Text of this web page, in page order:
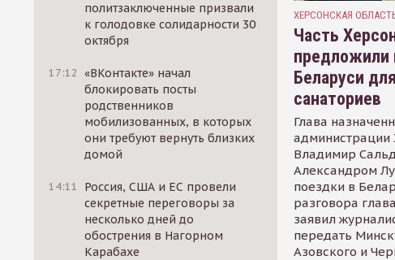
политзаключенные призвали
к голодовке солидарности 30
октября
17:12 «ВКонтакте» начал
блокировать посты
родственников
мобилизованных, в которых
они требуют вернуть близких
домой
14:11
Россия, США и ЕС провели
секретные переговоры за
несколько дней до
обострения в Нагорном
Карабахе
ХЕРСОНСКАЯ
Часть
предложили
Беларуси
санаториев
Глава
администрации
Владимир
Александром
поездки в
разговора
заявил
передать
Азовского и